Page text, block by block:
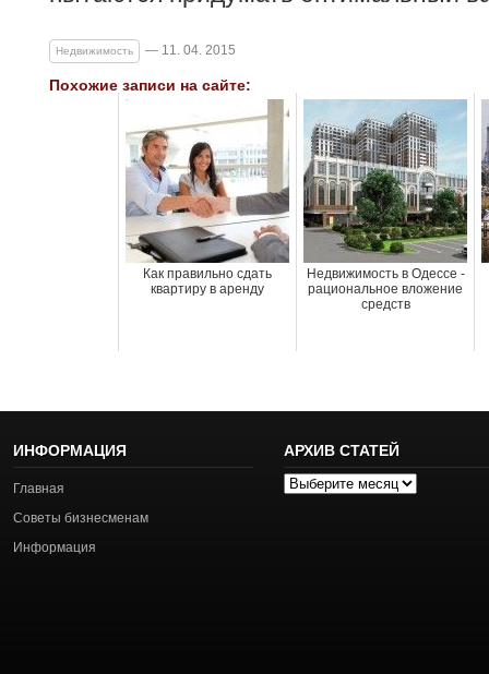
Недвижимость — 11. 04. 2015
Похожие записи на сайте:
Как правильно сдать
квартиру в аренду
Недвижимость в Одессе -
рациональное вложение
средств
ИНФОРМАЦИЯ
Главная
Советы бизнесменам
Информация
АРХИВ СТАТЕЙ
Архив